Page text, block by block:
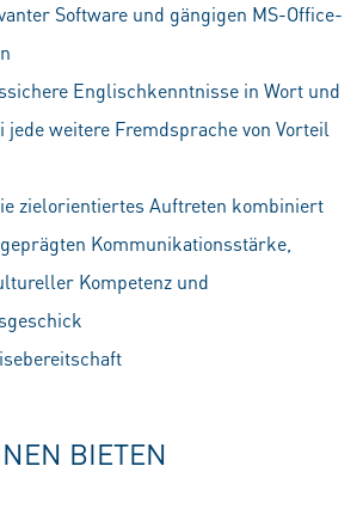
Software und gängigen MS-Office-
Englischkenntnisse in Wort und
jede weitere Fremdsprache von Vorteil
zielorientiertes Auftreten kombiniert
Kommunikationsstärke,
Kompetenz und
BIETEN